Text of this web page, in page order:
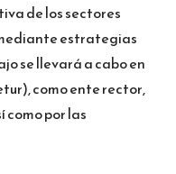
de los sectores
estrategias
se llevará a cabo en
como ente rector,
por las